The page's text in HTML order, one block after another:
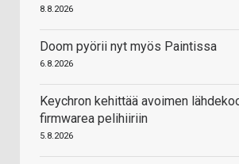
8.8.2026
Doom pyörii nyt myös Paintissa
6.8.2026
Keychron kehittää avoimen
firmwarea pelihiiriin
5.8.2026